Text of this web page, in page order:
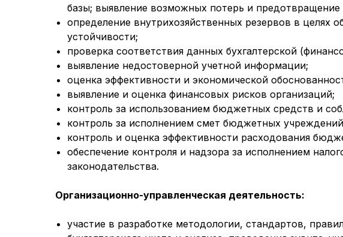
базы; выявление возможных потерь и предотвращение
определение внутрихозяйственных резервов в целях
устойчивости;
проверка соответствия данных бухгалтерской
выявление недостоверной учетной информации;
оценка эффективности и экономической
выявление и оценка финансовых рисков организаций;
контроль за использованием бюджетных средств и
контроль за исполнением смет бюджетных
контроль и оценка эффективности расходования
обеспечение контроля и надзора за исполнением
законодательства.
Организационно-управленческая деятельность:
участие в разработке методологии, стандартов,